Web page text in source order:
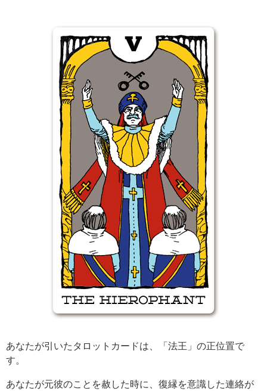
あなたが引いたタロットカードは、「法王」の正位置で
す。
あなたが元彼のことを赦した時に、復縁を意識した連絡が